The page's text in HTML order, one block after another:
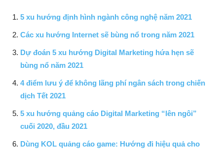
5 xu hướng định hình ngành công nghệ năm 2021
Các xu hướng Internet sẽ bùng nổ trong năm 2021
Dự đoán 5 xu hướng Digital Marketing hứa hẹn sẽ
bùng nổ năm 2021
4 điểm lưu ý để không lãng phí ngân sách trong chiến
dịch Tết 2021
5 xu hướng quảng cáo Digital Marketing “lên ngôi”
cuối 2020, đầu 2021
Dùng KOL quảng cáo game: Hướng đi hiệu quả cho